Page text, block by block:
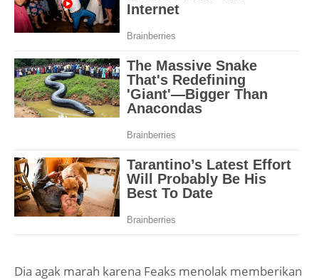
Dia agak marah karena Feaks menolak memberikan